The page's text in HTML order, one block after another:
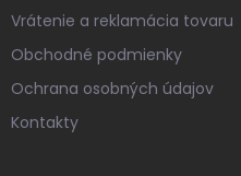
eVrátenie a reklamácia tovaru
Obchodné podmienky
Ochrana osobných údajov
Kontakty